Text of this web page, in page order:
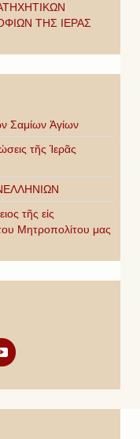
ΤΗΣ ΙΕΡΑΣ
Σαμίων Ἁγίων
τῆς Ἱερᾶς
τῆς εἰς
Μητροπολίτου μας